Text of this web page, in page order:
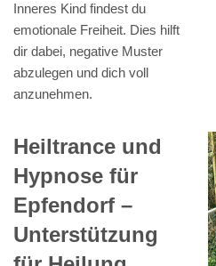
Inneres Kind findest du
emotionale Freiheit. Dies hilft
dir dabei, negative Muster
abzulegen und dich voll
anzunehmen.
Heiltrance und
Hypnose für
Epfendorf –
Unterstützung